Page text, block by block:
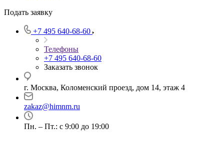
Подать заявку
+7 495 640-68-60
Телефоны
+7 495 640-68-60
Заказать звонок
г. Москва, Коломенский проезд, дом 14, этаж 4
zakaz@himnm.ru
Пн. – Пт.: с 9:00 до 19:00